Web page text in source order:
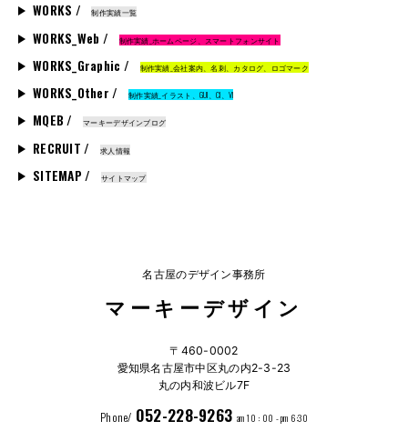
WORKS / 制作実績一覧
WORKS_Web / 制作実績_ホームページ、スマートフォンサイト
WORKS_Graphic / 制作実績_会社案内、名刺、カタログ、ロゴマーク
WORKS_Other / 制作実績_イラスト、GUI、CI、VI
MQEB / マーキーデザインブログ
RECRUIT / 求人情報
SITEMAP / サイトマップ
名古屋のデザイン事務所
マーキーデザイン
〒460-0002
愛知県名古屋市中区丸の内2-3-23
丸の内和波ビル7F
Phone/ 052-228-9263 am 10 : 00 - pm 6:30